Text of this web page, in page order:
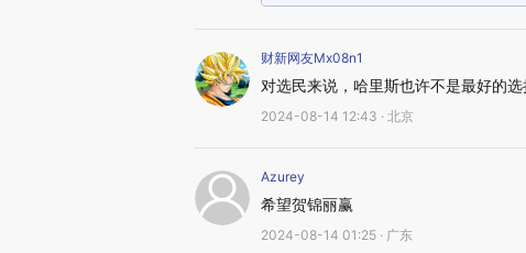
财新网友Mx08n1
对选民来说，哈里斯也许不是最好的
2024-08-14 12:43 · 北京
Azurey
希望贺锦丽赢
2024-08-14 01:25 · 广东